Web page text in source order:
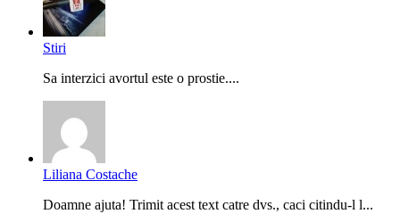
Stiri
Sa interzici avortul este o prostie....
Liliana Costache
Doamne ajuta! Trimit acest text catre dvs., caci citindu-l l...